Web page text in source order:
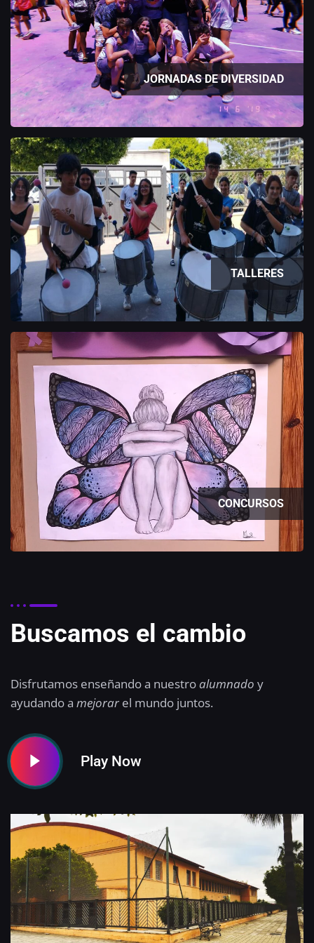
JORNADAS DE DIVERSIDAD
TALLERES
CONCURSOS
Buscamos el cambio
Disfrutamos enseñando a nuestroalumnado y
ayudando a mejorar el mundo juntos.
Play Now